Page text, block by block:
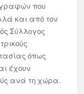
που
και από τον
Σύλλογος
όπως
έχουν
ανά τη χώρα.